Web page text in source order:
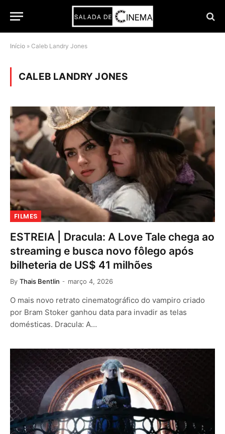
Início » Caleb Landry Jones
CALEB LANDRY JONES
FILMES
ESTREIA | Dracula: A Love Tale chega ao
streaming e busca novo fôlego após
bilheteria de US$ 41 milhões
By Thais Bentlin março 4, 2026
O mais novo retrato cinematográfico do vampiro criado
por Bram Stoker ganhou data para invadir as telas
domésticas. Dracula: A…